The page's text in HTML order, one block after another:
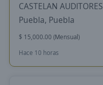
CASTELAN AUDITORES
Puebla, Puebla
$ 15,000.00 (Mensual)
Hace 10 horas